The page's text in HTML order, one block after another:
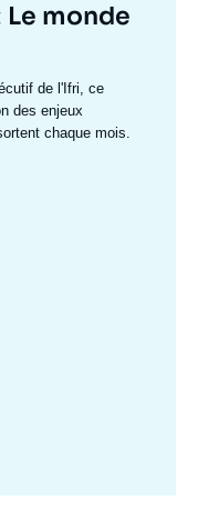
Le monde
de l'Ifri, ce
des enjeux
chaque mois.